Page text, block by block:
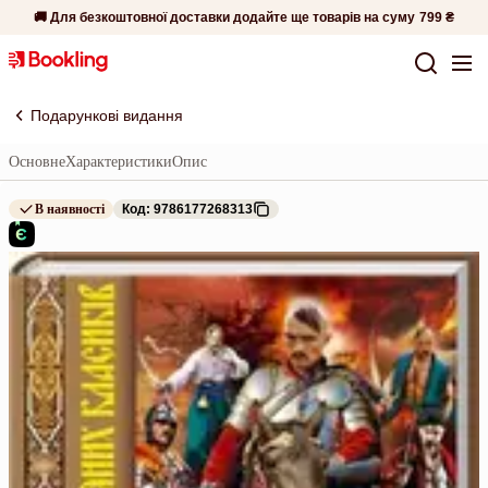
🚚 Для безкоштовної доставки додайте ще товарів на суму 799 ₴
Подарункові видання
ОсновнеХарактеристикиОпис
В наявності Код: 9786177268313